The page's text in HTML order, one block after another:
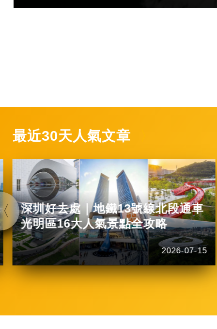
最近30天人氣文章
深圳好去處｜地鐵13號線北段通車
光明區16大人氣景點全攻略
2026-07-15